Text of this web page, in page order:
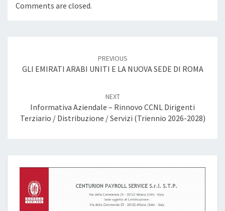
Comments are closed.
PREVIOUS
GLI EMIRATI ARABI UNITI E LA NUOVA SEDE DI ROMA
NEXT
Informativa Aziendale – Rinnovo CCNL Dirigenti
Terziario / Distribuzione / Servizi (triennio 2026-2028)